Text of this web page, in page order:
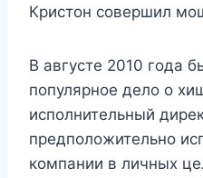
Кристон совершил
В августе 2010 года
популярное дело о
исполнительный
предположительно
компании в личных